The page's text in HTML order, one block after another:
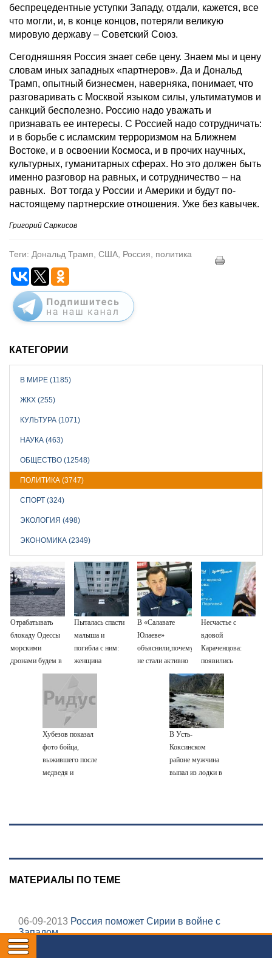
беспрецедентные уступки Западу, отдали, кажется, все
что могли, и, в конце концов, потеряли великую
мировую державу – Советский Союз.
Сегодняшняя Россия знает себе цену. Знаем мы и цену
словам иных западных «партнеров». Да и Дональд
Трамп, опытный бизнесмен, наверняка, понимает, что
разговаривать с Москвой языком силы, ультиматумов и
санкций бесполезно. Россию надо уважать и
признавать ее интересы. С Россией надо сотрудничать:
и в борьбе с исламским терроризмом на Ближнем
Востоке, и в освоении Космоса, и в прочих научных,
культурных, гуманитарных сферах. Но это должен быть
именно разговор на равных, и сотрудничество – на
равных. Вот тогда у России и Америки и будут по-
настоящему партнерские отношения. Уже без кавычек.
Григорий Саркисов
Теги: Дональд Трамп, США, Россия, политика
КАТЕГОРИИ
В МИРЕ (1185)
ЖКХ (255)
КУЛЬТУРА (1071)
НАУКА (463)
ОБЩЕСТВО (12548)
ПОЛИТИКА (3747)
СПОРТ (324)
ЭКОЛОГИЯ (498)
ЭКОНОМИКА (2349)
Отрабатывать
блокаду Одессы
морскими
дронами будем в
Заполярье? А еще
адмиралы не
Пыталась спасти
малыша и
погибла с ним:
женщина
разбилась
насмерть на
глазах у детей
06/08/2026 –
В «Салавате
Юлаеве»
объяснили,почему
не стали активно
подписывать
межсезонье
Несчастье с
вдовой
Караченцова:
появились
печальные
подробности о
Людмиле
Поргиной
Хубезов показал
фото бойца,
выжившего после
медведя и
В Усть-
Коксинском
районе мужчина
выпал из лодки в
МАТЕРИАЛЫ ПО ТЕМЕ
06-09-2013 Россия поможет Сирии в войне с
Западом
05-09-2013